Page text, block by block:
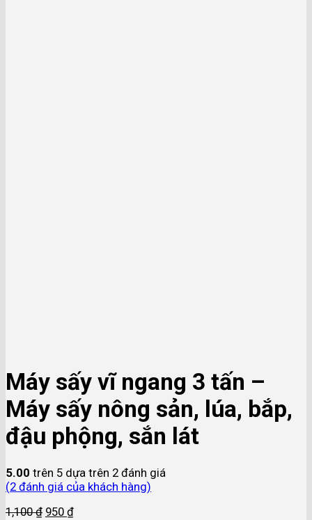
Máy sấy vĩ ngang 3 tấn –
Máy sấy nông sản, lúa, bắp,
đậu phộng, sắn lát
5.00 trên 5 dựa trên 2 đánh giá
(2 đánh giá của khách hàng)
1,100₫ 950 ₫